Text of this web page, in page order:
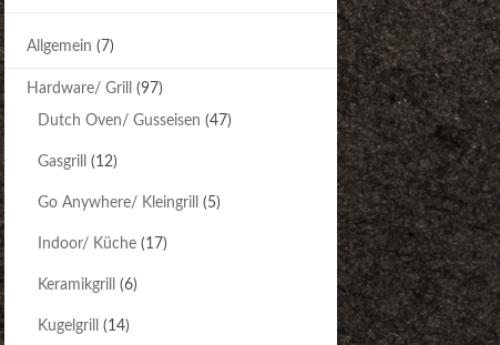
Allgemein (7)
Hardware/ Grill (97)
Dutch Oven/ Gusseisen (47)
Gasgrill (12)
Go Anywhere/ Kleingrill (5)
Indoor/ Küche (17)
Keramikgrill (6)
Kugelgrill (14)